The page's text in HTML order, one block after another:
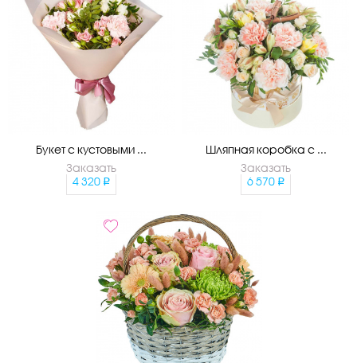
Букет с кустовыми ...
Заказать
4 320
Шляпная коробка с ...
Заказать
6 570